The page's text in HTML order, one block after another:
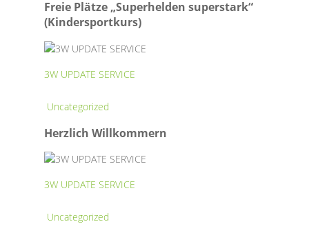
„Superhelden
superstark“
Freie Plätze „Superhelden superstark“
(Kindersportkurs)
3W UPDATE SERVICE
Uncategorized
Herzlich Willkommern
3W UPDATE SERVICE
Uncategorized